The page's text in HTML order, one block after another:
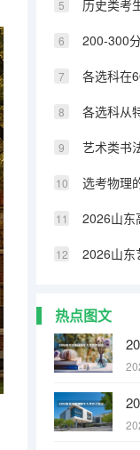
各选科在
各选科从
热点图文